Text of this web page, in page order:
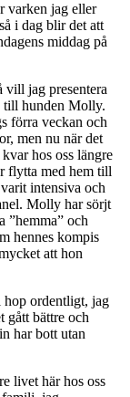
varken jag eller
i dag blir det att
middag på
vill jag presentera
till hunden Molly.
förra veckan och
men nu när det
hos oss längre
flytta med hem till
intensiva och
Molly har sörjt
”hemma” och
hennes kompis
att hon
ordentligt, jag
gått bättre och
har bott utan
livet här hos oss